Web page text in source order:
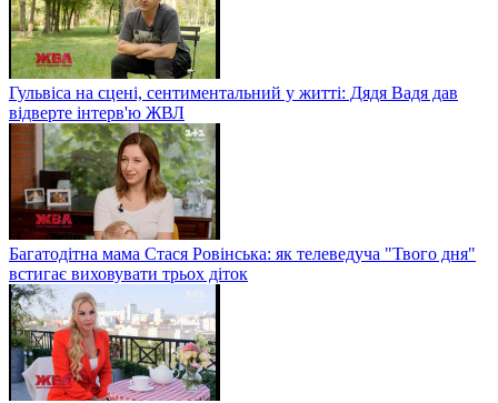
Гульвіса на сцені, сентиментальний у житті: Дядя Вадя дав
відверте інтерв'ю ЖВЛ
Багатодітна мама Стася Ровінська: як телеведуча "Твого дня"
встигає виховувати трьох діток